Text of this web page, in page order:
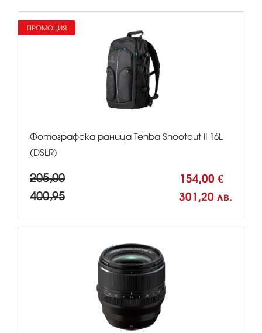
Фотографска раница Tenba Shootout II 16L
(DSLR)
205,00 154,00 €
400,95 301,20 лв.
ПРОМОЦИЯ